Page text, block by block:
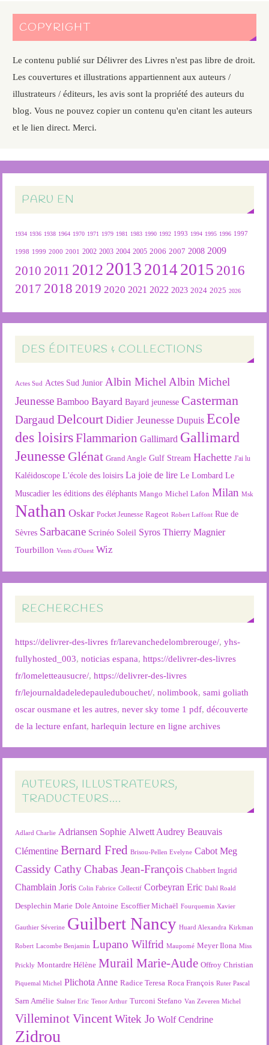
COPYRIGHT
Le contenu publié sur Délivrer des Livres n'est pas libre de droit.
Les couvertures et illustrations appartiennent aux auteurs /
illustrateurs / éditeurs, les avis sont la propriété des auteurs du
blog. Vous ne pouvez copier un contenu qu'en citant les auteurs
et le lien direct. Merci.
PARU EN
1934 1936 1938 1964 1970 1971 1979 1981 1983 1990 1992 1993 1994 1995 1996 1997
1998 1999 2000 2001 2002 2003 2004 2005 2006 2007 2008 2009
2010 2011 2012 2013 2014 2015 2016
2017 2018 2019 2020 2021 2022 2023 2024 2025 2026
DES ÉDITEURS & COLLECTIONS
Actes Sud Actes Sud Junior Albin Michel Albin Michel
Jeunesse Bamboo Bayard Bayard jeunesse Casterman
Dargaud Delcourt Didier Jeunesse Dupuis Ecole
des loisirsFlammarion Gallimard Gallimard
Jeunesse Glénat Grand Angle Gulf Stream Hachette J'ai lu
Kaléidoscope L'école des loisirs La joie de lire Le Lombard Le
Muscadier les éditions des éléphants Mango Michel Lafon Milan Msk
Nathan Oskar Pocket Jeunesse Rageot Robert Laffont Rue de
Sèvres Sarbacane Scrinéo Soleil Syros Thierry Magnier
Tourbillon Vents d'Ouest Wiz
RECHERCHES
https://delivrer-des-livres fr/larevanchedelombrerouge/,yhs-
fullyhosted_003,noticias espana,https://delivrer-des-livres
fr/lomeletteausucre/,https://delivrer-des-livres
fr/lejournaldadeledepauledubouchet/,nolimbook,sami goliath
oscar ousmane et les autres,never sky tome 1 pdf,découverte
de la lecture enfant,harlequin lecture en ligne archives
AUTEURS, ILLUSTRATEURS,
TRADUCTEURS….
Adlard Charlie Adriansen Sophie Alwett Audrey Beauvais
Clémentine Bernard Fred Brisou-Pellen Evelyne Cabot Meg
Cassidy Cathy Chabas Jean-François Chabbert Ingrid
Chamblain Joris Colin Fabrice Collectif Corbeyran Eric Dahl Roald
Desplechin Marie Dole Antoine Escoffier Michaël Fourquemin Xavier
Gauthier Séverine Guilbert Nancy Huard Alexandra Kirkman
Robert Lacombe Benjamin Lupano Wilfrid Maupomé Meyer Ilona Miss
Prickly Montardre Hélène Murail Marie-Aude Offroy Christian
Piquemal Michel Plichota Anne Radice Teresa Roca François Ruter Pascal
Sarn Amélie Stalner Eric Tenor Arthur Turconi Stefano Van Zeveren Michel
Villeminot Vincent Witek Jo Wolf Cendrine
Zidrou